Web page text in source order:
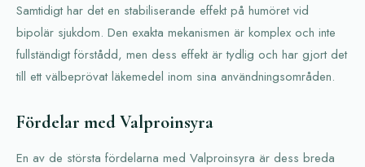
Samtidigt har det en stabiliserande effekt på humöret vid
bipolär sjukdom. Den exakta mekanismen är komplex och inte
fullständigt förstådd, men dess effekt är tydlig och har gjort det
till ett välbeprövat läkemedel inom sina användningsområden.
Fördelar med Valproinsyra
En av de största fördelarna med Valproinsyra är dess breda